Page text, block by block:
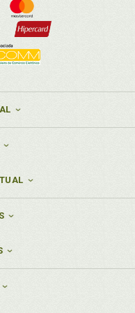
inclusivas e
p. 65
Caetano / Solange
/ Karina Luciane
Leila Salomão de La
da Silva, p. 43
de filhos com TDAH.